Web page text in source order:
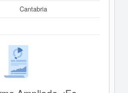
Cantabria